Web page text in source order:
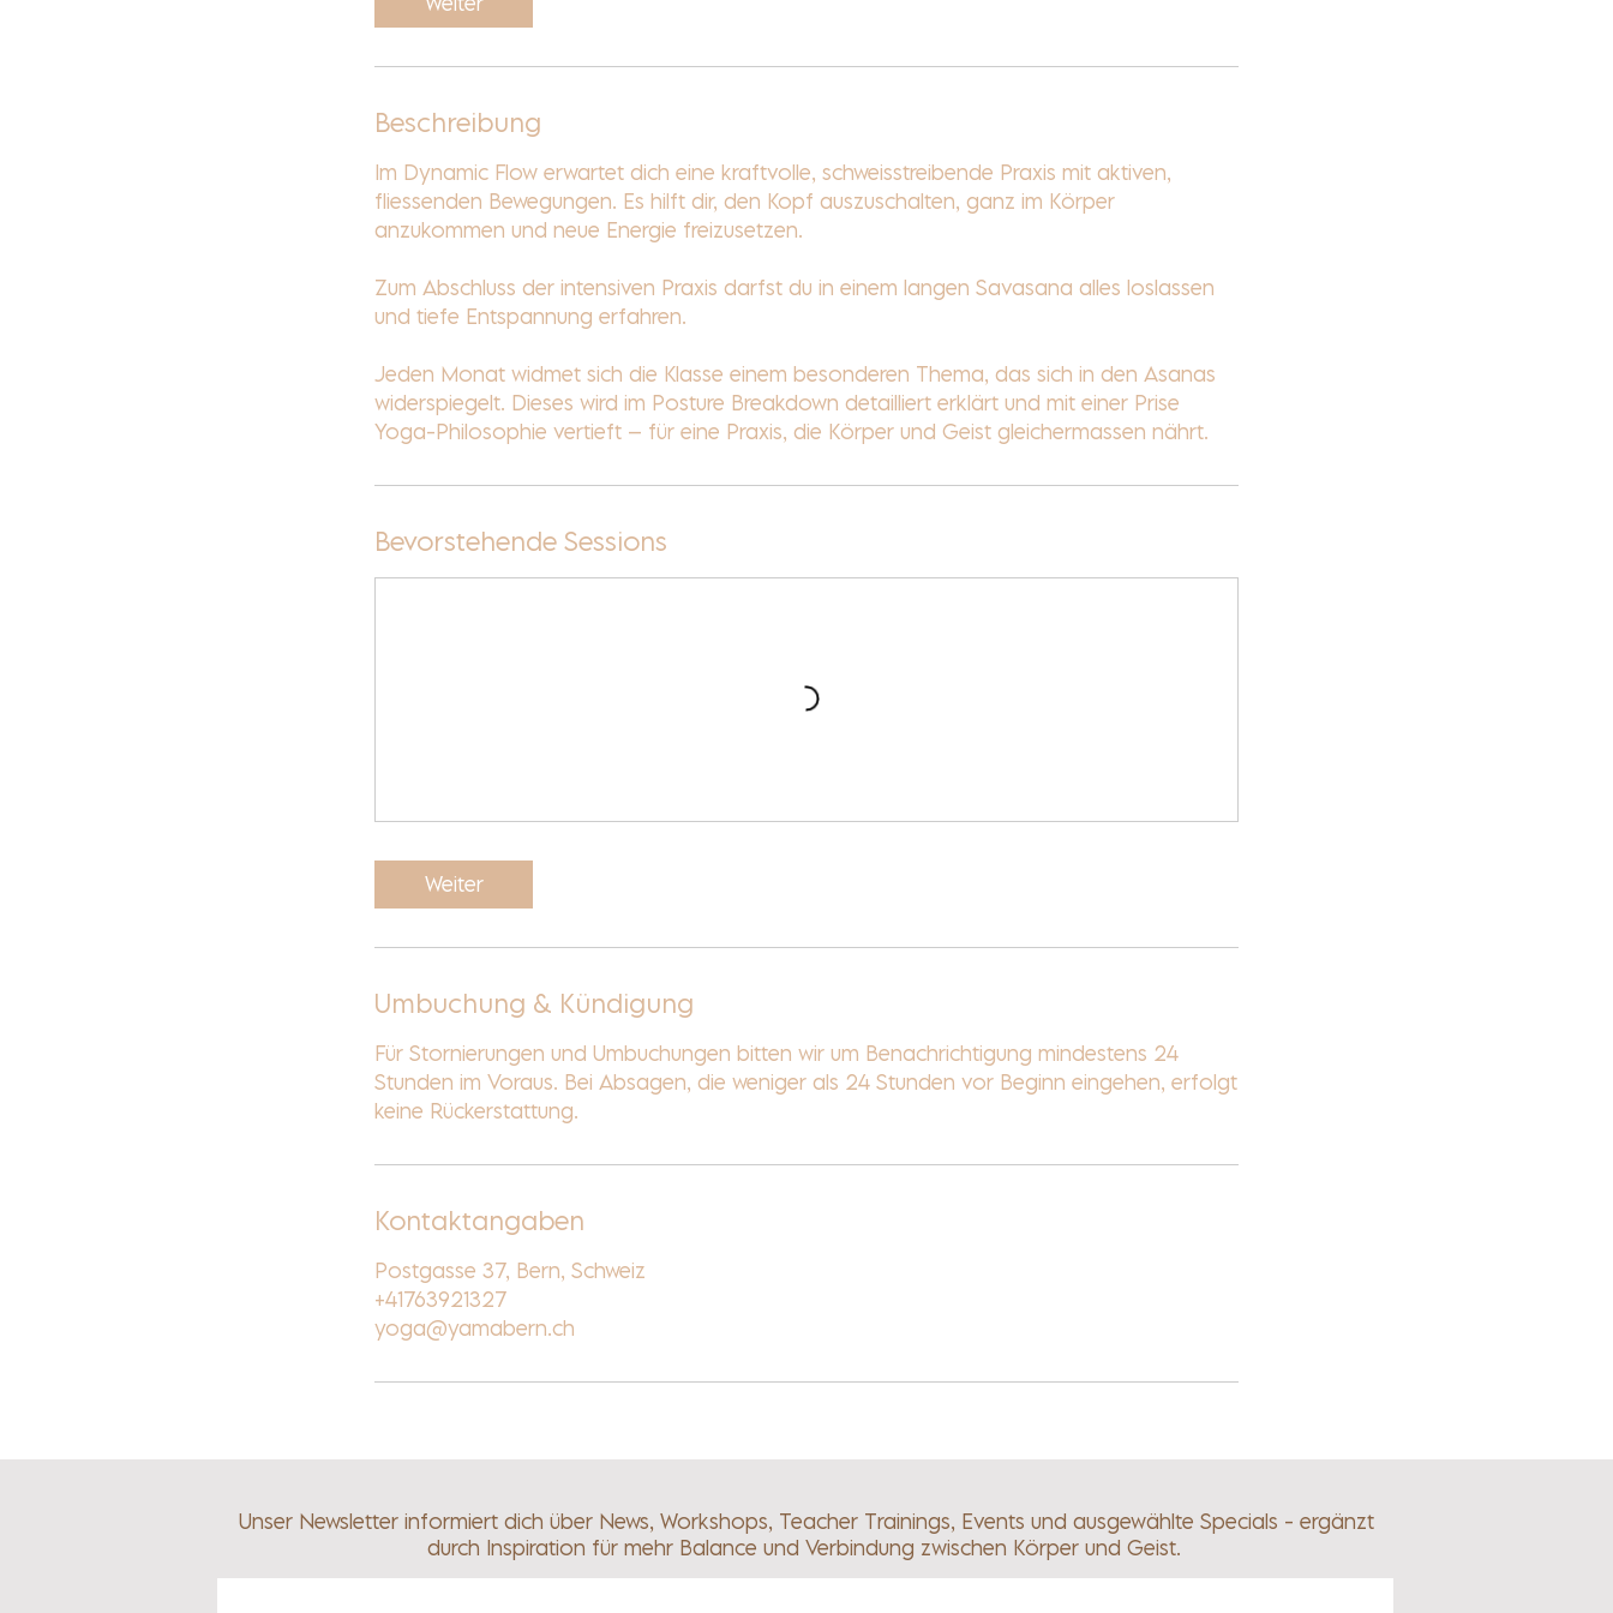
n
.
Beschreibung
Im Dynamic Flow erwartet dich eine kraftvolle, schweisstreibende Praxis mit aktiven,
fliessenden Bewegungen. Es hilft dir, den Kopf auszuschalten, ganz im Körper
anzukommen und neue Energie freizusetzen.
Zum Abschluss der intensiven Praxis darfst du in einem langen Savasana alles loslassen
und tiefe Entspannung erfahren.
Jeden Monat widmet sich die Klasse einem besonderen Thema, das sich in den Asanas
widerspiegelt. Dieses wird im Posture Breakdown detailliert erklärt und mit einer Prise
Yoga-Philosophie vertieft – für eine Praxis, die Körper und Geist gleichermassen nährt.
Bevorstehende Sessions
Weiter
Umbuchung & Kündigung
Für Stornierungen und Umbuchungen bitten wir um Benachrichtigung mindestens 24
Stunden im Voraus. Bei Absagen, die weniger als 24 Stunden vor Beginn eingehen, erfolgt
keine Rückerstattung.
Kontaktangaben
Postgasse 37, Bern, Schweiz
+41763921327
yoga@yamabern.ch
Unser Newsletter informiert dich über News, Workshops, Teacher Trainings, Events und ausgewählte Specials - ergänzt
durch Inspiration für mehr Balance und Verbindung zwischen Körper und Geist.